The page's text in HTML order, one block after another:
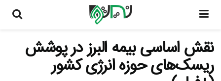
نقش اساسی بیمه البرز در پوشش
ریسک‌های حوزه انرژی کشور